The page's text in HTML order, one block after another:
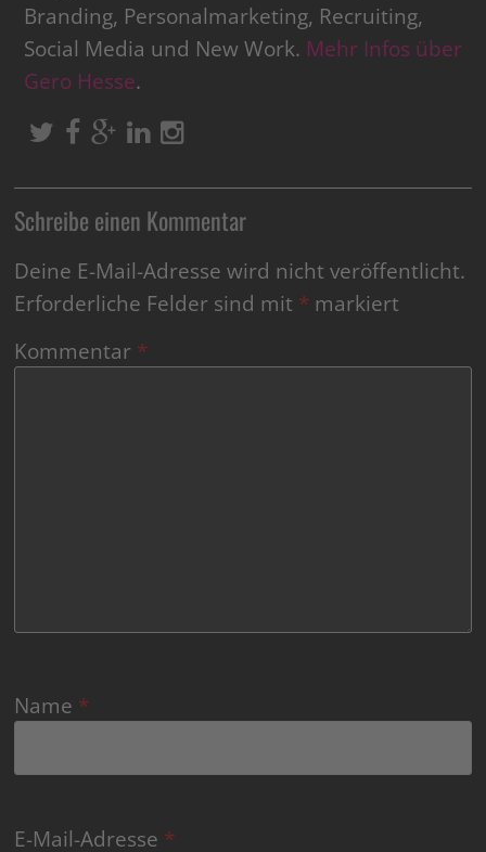
Branding, Personalmarketing, Recruiting,
Social Media und New Work. Mehr Infos über
Gero Hesse.
Schreibe einen Kommentar
Deine E-Mail-Adresse wird nicht veröffentlicht.
Erforderliche Felder sind mit * markiert
Kommentar *
Name *
E-Mail-Adresse *